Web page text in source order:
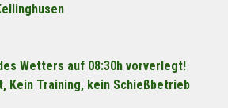
Wetters auf 08:30h vorverlegt!
Kein Training, kein Schießbetrieb